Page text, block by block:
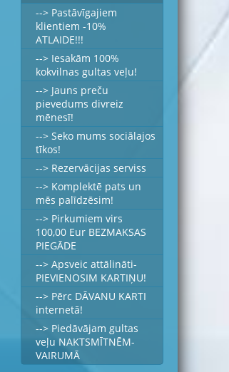
--> Pastāvīgajiem
klientiem -10%
ATLAIDE!!!
--> Iesakām 100%
kokvilnas gultas veļu!
--> Jauns preču
pievedums divreiz
mēnesī!
--> Seko mums sociālajos
tīkos!
--> Rezervācijas serviss
--> Komplektē pats un
mēs palīdzēsim!
--> Pirkumiem virs
100,00 Eur BEZMAKSAS
PIEGĀDE
--> Apsveic attālināti-
PIEVIENOSIM KARTIŅU!
--> Pērc DĀVANU KARTI
internetā!
--> Piedāvājam gultas
veļu NAKTSMĪTNĒM-
VAIRUMĀ